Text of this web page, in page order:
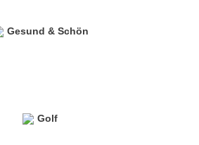
Gesund & Schön
Golf